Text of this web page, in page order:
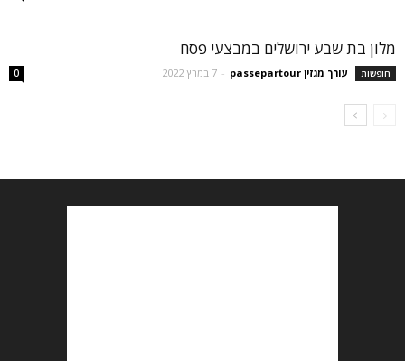
מלון בת שבע ירושלים במבצעי פסח
חופשות עורך מגזין passepartour - 7 במרץ 2022 0